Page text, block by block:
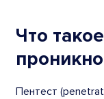
Что
Пентест